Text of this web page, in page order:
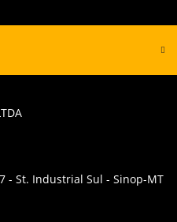
- St. Industrial Sul - Sinop-MT